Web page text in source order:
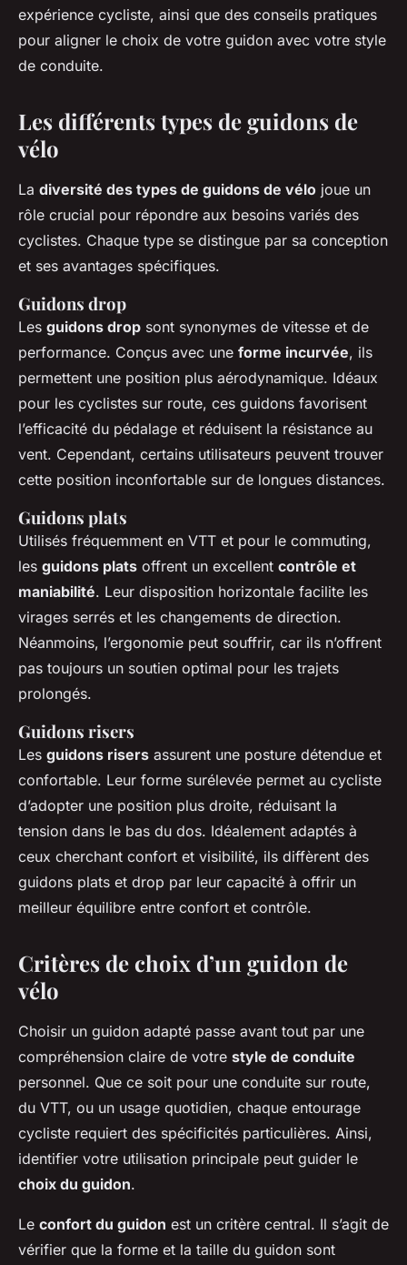
expérience cycliste, ainsi que des conseils pratiques
pour aligner le choix de votre guidon avec votre style
de conduite.
Les différents types de guidons de
vélo
La diversité des types de guidons de vélo joue un
rôle crucial pour répondre aux besoins variés des
cyclistes. Chaque type se distingue par sa conception
et ses avantages spécifiques.
Guidons drop
Les guidons drop sont synonymes de vitesse et de
performance. Conçus avec une forme incurvée, ils
permettent une position plus aérodynamique. Idéaux
pour les cyclistes sur route, ces guidons favorisent
l’efficacité du pédalage et réduisent la résistance au
vent. Cependant, certains utilisateurs peuvent trouver
cette position inconfortable sur de longues distances.
Guidons plats
Utilisés fréquemment en VTT et pour le commuting,
les guidons plats offrent un excellent contrôle et
maniabilité. Leur disposition horizontale facilite les
virages serrés et les changements de direction.
Néanmoins, l’ergonomie peut souffrir, car ils n’offrent
pas toujours un soutien optimal pour les trajets
prolongés.
Guidons risers
Les guidons risers assurent une posture détendue et
confortable. Leur forme surélevée permet au cycliste
d’adopter une position plus droite, réduisant la
tension dans le bas du dos. Idéalement adaptés à
ceux cherchant confort et visibilité, ils diffèrent des
guidons plats et drop par leur capacité à offrir un
meilleur équilibre entre confort et contrôle.
Critères de choix d’un guidon de
vélo
Choisir un guidon adapté passe avant tout par une
compréhension claire de votre style de conduite
personnel. Que ce soit pour une conduite sur route,
du VTT, ou un usage quotidien, chaque entourage
cycliste requiert des spécificités particulières. Ainsi,
identifier votre utilisation principale peut guider le
choix du guidon.
Le confort du guidon est un critère central. Il s’agit de
vérifier que la forme et la taille du guidon sont